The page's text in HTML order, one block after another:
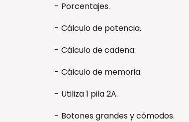
- Porcentajes.
- Cálculo de potencia.
- Cálculo de cadena.
- Cálculo de memoria.
- Utiliza 1 pila 2A.
- Botones grandes y cómodos.